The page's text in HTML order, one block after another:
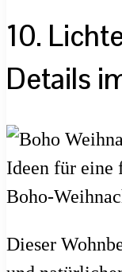
10.
Details
Dieser